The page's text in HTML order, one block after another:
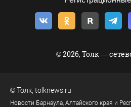
© 2026, Толк —
©Толк tolknews.ru
Новости Барнаула, Алтайского края и